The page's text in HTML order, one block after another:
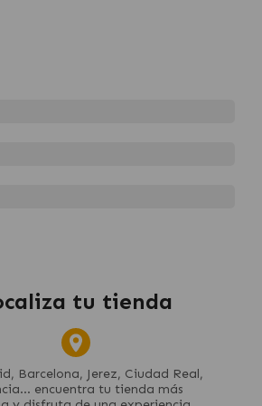
tu tienda
Barcelona, Jerez, Ciudad Real,
encuentra tu tienda más